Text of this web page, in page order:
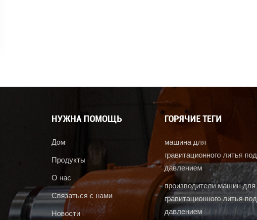
НУЖНА ПОМОЩЬ
Дом
Продукты
О нас
Связаться с нами
Новости
ГОРЯЧИЕ ТЕГИ
машина для
гравитационного литья под
давлением
производители машин для
гравитационного литья под
давлением